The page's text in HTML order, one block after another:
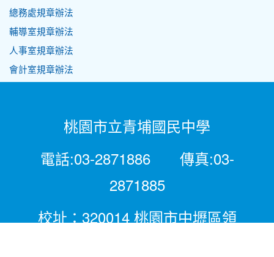
總務處規章辦法
輔導室規章辦法
人事室規章辦法
會計室規章辦法
桃園市立青埔國民中學
電話:03-2871886 傳真:03-
2871885
校址：320014 桃園市中壢區領